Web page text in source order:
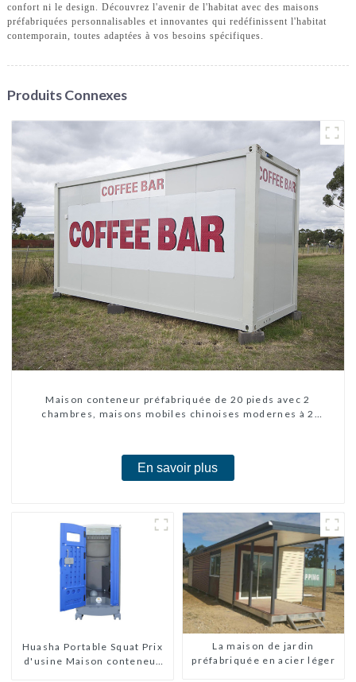
confort ni le design. Découvrez l'avenir de l'habitat avec des maisons
préfabriquées personnalisables et innovantes qui redéfinissent l'habitat
contemporain, toutes adaptées à vos besoins spécifiques.
Produits Connexes
Maison conteneur préfabriquée de 20 pieds avec 2
chambres, maisons mobiles chinoises modernes à 2
En savoir plus
Huasha Portable Squat Prix
d'usine Maison conteneur
La maison de jardin
préfabriquée en acier léger